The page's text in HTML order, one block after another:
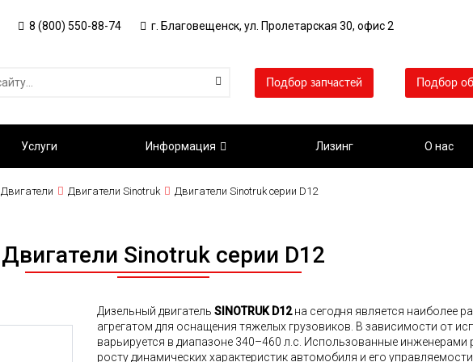
8 (800) 550-88-74 г. Благовещенск, ул. Пролетарская 30, офис 2
Подбор запчастей Подбор
Услуги Информация Лизинг О нас
Двигатели Двигатели Sinotruk Двигатели Sinotruk серии D12
Двигатели Sinotruk серии D12
Дизельный двигатель SINOTRUK D12на сегодня является наиболее
агрегатом для оснащения тяжелых грузовиков. В зависимости от
варьируется в диапазоне 340–460 л.с. Использованные
росту динамических характеристик автомобиля и его